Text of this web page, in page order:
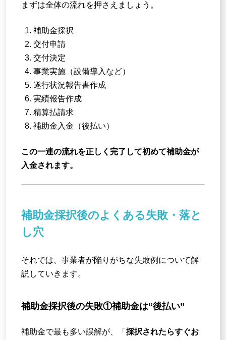
まずは全体の流れを押さえましょう。
補助金採択
交付申請
交付決定
事業実施（設備導入など）
遂行状況報告書作成
実績報告作成
精算払請求
補助金入金（後払い）
この一連の流れを正しく完了して初めて補助金が
入金されます。
補助金採択後のよくある失敗・落と
し穴
それでは、事業者が陥りがちな失敗例について解
説していきます。
補助金採択後の失敗①補助金は“後払い”
補助金で最も多い誤解が、「 採択されたらすぐお